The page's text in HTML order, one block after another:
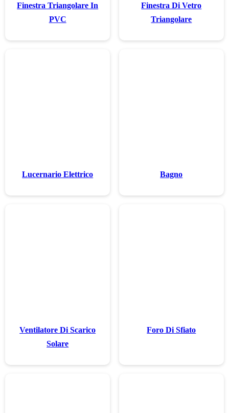
Finestra
Lucernario
Ventilatore Di